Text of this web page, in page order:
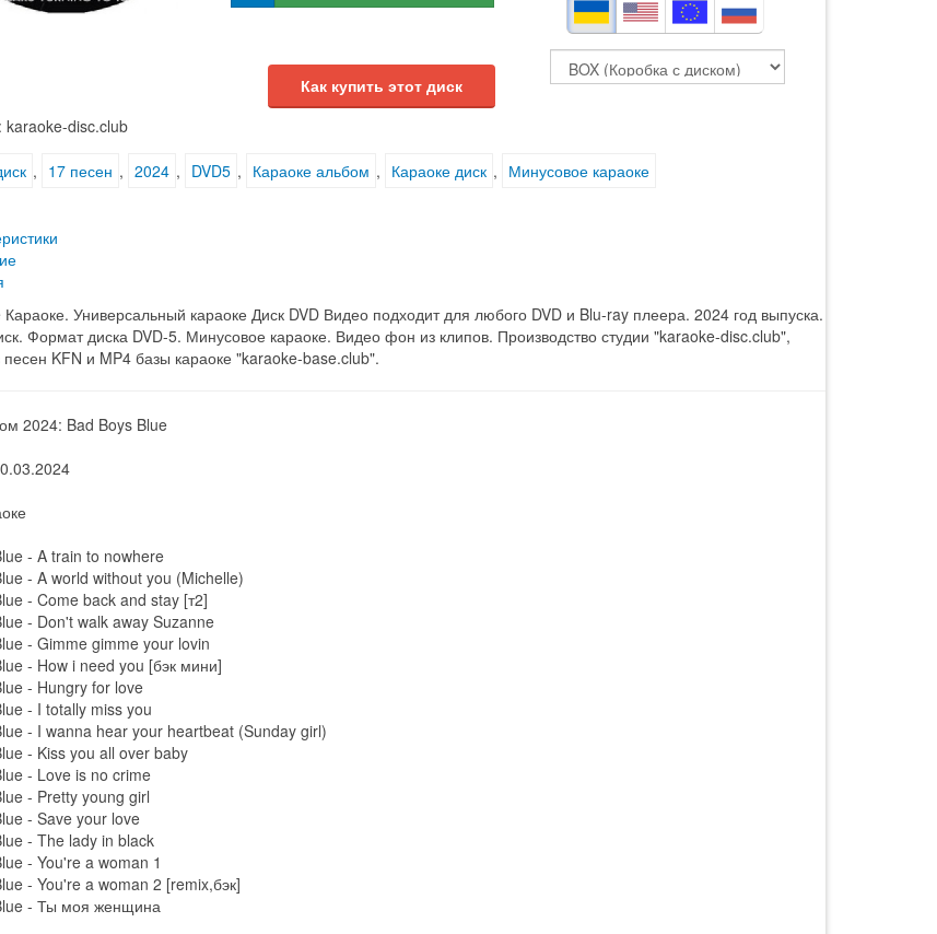
Как купить этот диск
karaoke-disc.club
, 17 песен , 2024 , DVD5 , Караоке альбом , Караоке диск , Минусовое караоке
Универсальный караоке Диск DVD Видео подходит для любого DVD и Blu-ray плеера. 2024 год выпуска.
Формат диска DVD-5. Минусовое караоке. Видео фон из клипов. Производство студии "karaoke-disc.club",
KFN и MP4 базы караоке "karaoke-base.club".
2024: Bad Boys Blue
- A train to nowhere
- A world without you (Michelle)
- Come back and stay [т2]
- Don't walk away Suzanne
- Gimme gimme your lovin
- How i need you [бэк мини]
- Hungry for love
- I totally miss you
- I wanna hear your heartbeat (Sunday girl)
- Kiss you all over baby
- Love is no crime
- Pretty young girl
- Save your love
- The lady in black
- You're a woman 1
- You're a woman 2 [remix,бэк]
- Ты моя женщина